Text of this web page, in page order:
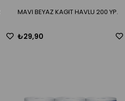
MAVI BEYAZ KAGIT HAVLU 200 YP.
₺29,90